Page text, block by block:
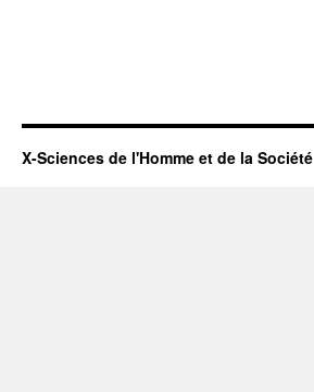
X-Sciences de l'Homme et de la Société